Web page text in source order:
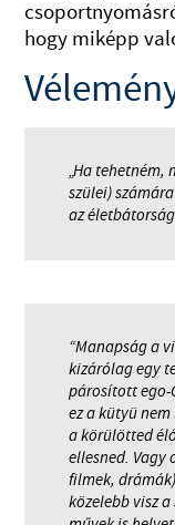
hogy miképp
„Ha tehetném,
szülei)
az
“Manapság a
kizárólag egy
párosított ego-
ez a kütyü
a körülötted
ellesned. Vagy
filmek,
közelebb visz